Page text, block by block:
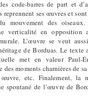
code-barres de part et
reprennent ses œuvres et
mouvement des oiseaux.
verticalité en opposition
L’œuvre se veut
de Borduas. Le texte
met en valeur Paul-
des moments charnières de
etc. Finalement, la
spontané de l’œuvre de